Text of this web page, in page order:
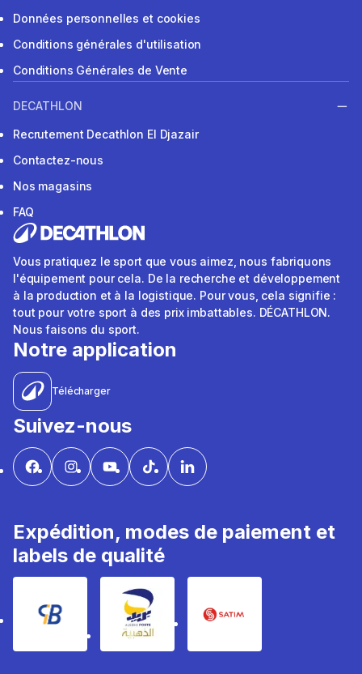
Données personnelles et cookies
Conditions générales d'utilisation
Conditions Générales de Vente
DECATHLON
Recrutement Decathlon El Djazair
Contactez-nous
Nos magasins
FAQ
Vous pratiquez le sport que vous aimez, nous fabriquons
l'équipement pour cela. De la recherche et développement
à la production et à la logistique. Pour vous, cela signifie :
tout pour votre sport à des prix imbattables. DÉCATHLON.
Nous faisons du sport.
Notre application
Télécharger
Suivez-nous
Expédition, modes de paiement et
labels de qualité